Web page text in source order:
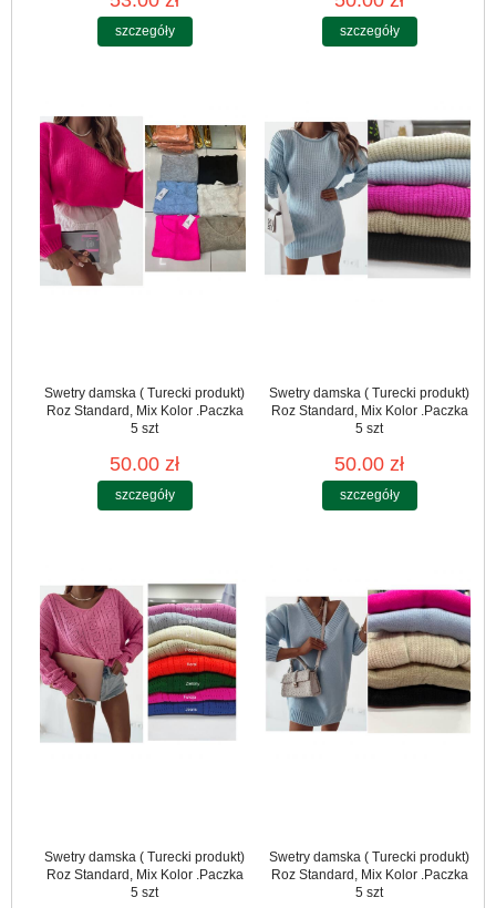
szczegóły szczegóły
Swetry damska ( Turecki produkt)
Roz Standard, Mix Kolor .Paczka
5 szt
50.00 zł
szczegóły
Swetry damska ( Turecki produkt)
Roz Standard, Mix Kolor .Paczka
5 szt
50.00 zł
szczegóły
Swetry damska ( Turecki produkt)
Roz Standard, Mix Kolor .Paczka
5 szt
Swetry damska ( Turecki produkt)
Roz Standard, Mix Kolor .Paczka
5 szt